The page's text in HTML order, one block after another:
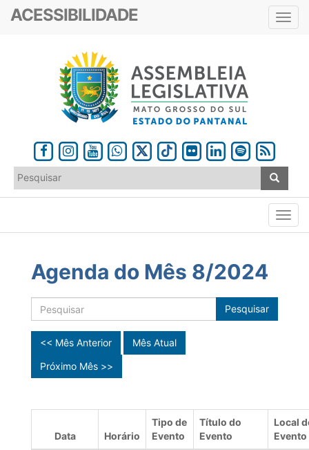
ACESSIBILIDADE
Agenda do Mês 8/2024
Pesquisar
<< Mês Anterior
Mês Atual
Próximo Mês >>
Data Horário
Tipo de
Evento
Título do
Evento
Local
Evento